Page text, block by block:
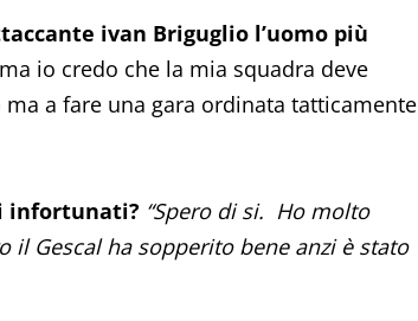
ivan Briguglio l’uomo più
io credo che la mia squadra deve
a fare una gara ordinata tatticamente
infortunati? “Spero di si. Ho molto
Gescal ha sopperito bene anzi è stato